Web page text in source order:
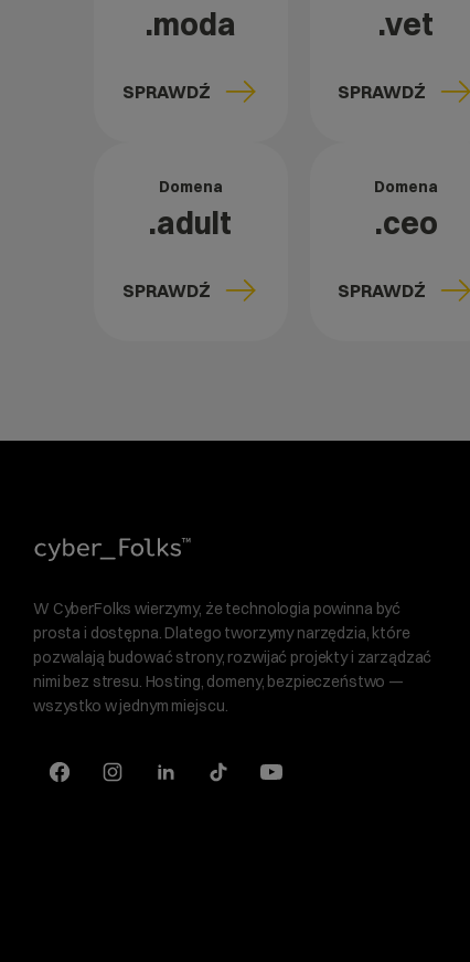
.moda
SPRAWDŹ
.vet
SPRAWDŹ
Domena
.adult
SPRAWDŹ
Domena
.ceo
SPRAWDŹ
W CyberFolks wierzymy, że technologia powinna być
prosta i dostępna. Dlatego tworzymy narzędzia, które
pozwalają budować strony, rozwijać projekty i zarządzać
nimi bez stresu. Hosting, domeny, bezpieczeństwo —
wszystko w jednym miejscu.